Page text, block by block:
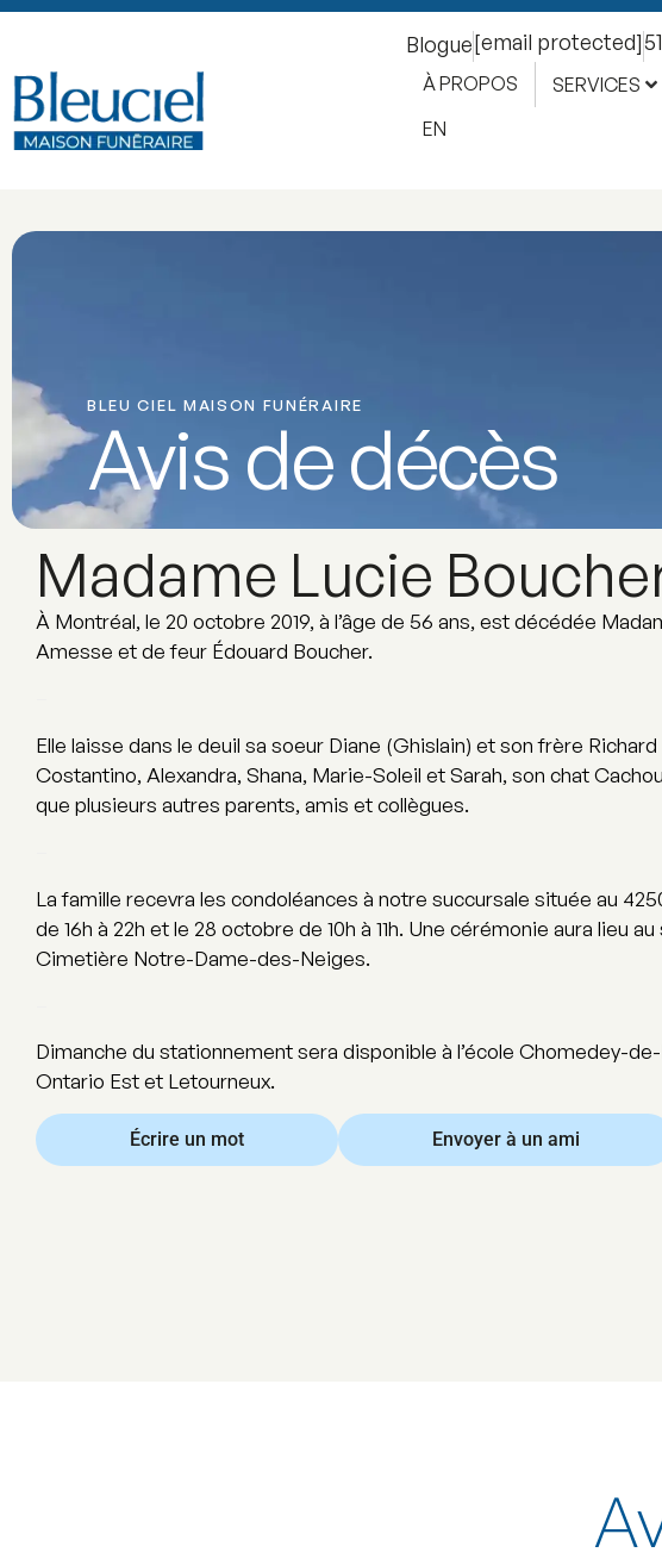
Blogue[email protected]
À PROPOS SERVICES
EN
BLEU CIEL MAISON FUNÉRAIRE
Avis de décès
Madame Lucie
À Montréal, le 20 octobre 2019, à l’âge de 56 ans, est décédée
Amesse et de feur Édouard Boucher.
Elle laisse dans le deuil sa soeur Diane (Ghislain) et son frère
Costantino, Alexandra, Shana, Marie-Soleil et Sarah, son chat
que plusieurs autres parents, amis et collègues.
La famille recevra les condoléances à notre succursale située au
de 16h à 22h et le 28 octobre de 10h à 11h. Une cérémonie aura lieu au
Cimetière Notre-Dame-des-Neiges.
Dimanche du stationnement sera disponible à l’école Chomedey-
Ontario Est et Letourneux.
Écrire un mot Envoyer à un ami